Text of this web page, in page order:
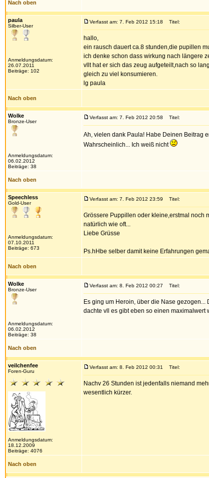
Nach oben
paula
Silber-User
Anmeldungsdatum:
26.07.2011
Beiträge: 102
Verfasst am: 7. Feb 2012 15:18 Titel:
hallo,
ein rausch dauert ca.8 stunden,die pupillen
ich denke schon dass wirkung nach längere
vllt hat er sich das zeug aufgeteilt,nach so
gleich zu viel konsumieren.
lg paula
Nach oben
Wolke
Bronze-User
Anmeldungsdatum:
06.02.2012
Beiträge: 38
Verfasst am: 7. Feb 2012 20:58 Titel:
Ah, vielen dank Paula! Habe Deinen Beitrag
Wahrscheinlich... Ich weiß nicht
Nach oben
Speechless
Gold-User
Anmeldungsdatum:
07.10.2011
Beiträge: 673
Verfasst am: 7. Feb 2012 23:59 Titel:
Grössere Puppillen oder kleine,erstmal noch
natürlich wie oft...
Liebe Grüsse
Ps.hHbe selber damit keine Erfahrungen
Nach oben
Wolke
Bronze-User
Anmeldungsdatum:
06.02.2012
Beiträge: 38
Verfasst am: 8. Feb 2012 00:27 Titel:
Es ging um Heroin, über die Nase
dachte vll es gibt eben so einen maximalwert
Nach oben
veilchenfee
Foren-Guru
Anmeldungsdatum:
18.12.2009
Beiträge: 4076
Verfasst am: 8. Feb 2012 00:31 Titel:
Nachv 26 Stunden ist jedenfalls niemand
wesentlich kürzer.
Nach oben